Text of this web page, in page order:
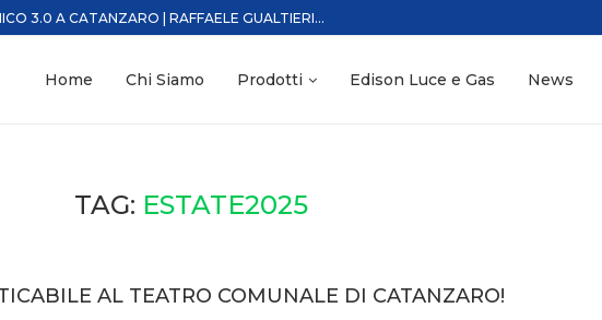
3.0 A CATANZARO | RAFFAELE GUALTIERI...
Home Chi Siamo Prodotti Edison Luce e Gas News
TAG: ESTATE2025
AL TEATRO COMUNALE DI CATANZARO!